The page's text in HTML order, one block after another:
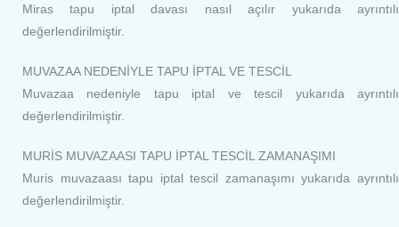
Miras tapu iptal davası nasıl açılır yukarıda ayrıntılı
değerlendirilmiştir.
MUVAZAA NEDENİYLE TAPU İPTAL VE TESCİL
Muvazaa nedeniyle tapu iptal ve tescil yukarıda ayrıntılı
değerlendirilmiştir.
MURİS MUVAZAASI TAPU İPTAL TESCİL ZAMANAŞIMI
Muris muvazaası tapu iptal tescil zamanaşımı yukarıda ayrıntılı
değerlendirilmiştir.